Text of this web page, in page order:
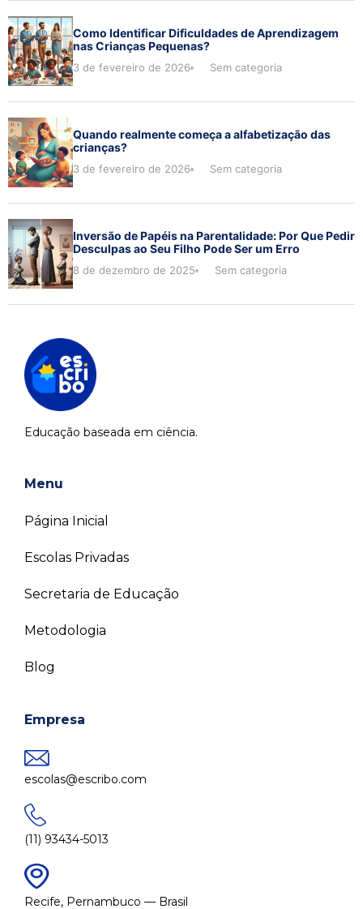
Como Identificar Dificuldades de Aprendizagem
nas Crianças Pequenas?
3 de fevereiro de 2026 Sem categoria
Quando realmente começa a alfabetização das
crianças?
3 de fevereiro de 2026 Sem categoria
Inversão de Papéis na Parentalidade: Por Que Pedir
Desculpas ao Seu Filho Pode Ser um Erro
8 de dezembro de 2025 Sem categoria
Educação baseada em ciência.
Menu
Página Inicial
Escolas Privadas
Secretaria de Educação
Metodologia
Blog
Empresa
escolas@escribo.com
(11) 93434-5013
Recife, Pernambuco — Brasil